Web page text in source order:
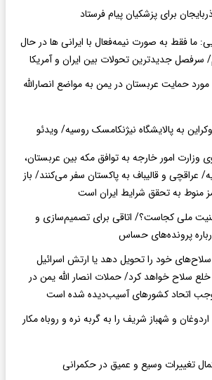
برای پزشکیان پیام فرستاد
ما فقط به‌ صورت نیمه‌فعال با ایرانی ها در حال
سرفصل جدیدترین تحولات بین ایران و آمریکا
حمایت عربستان در یمن به مواضع انصارالله
به پالایشگاه نیژنکامسک روسیه/ ویدئو
وزارت امور خارجه به توافق مکه بین عربستان،
عراقچی و قالیباف به پاکستان سفر می‌کنند/ باز
منوط به تحقق شرایط ایران است
ملی کجاست؟/ اتاقی برای تصمیم‌سازی و
پرونده‌های حساس
خود را تحویل دهد یا ارتش اسرائیل
خلع سلاح خواهد کرد/ حملات انصار الله یمن در
اتحاد کشورهای آسیب‌دیده شده است
اردوغان و شهباز شریف را به گربه نره و روباه مکار